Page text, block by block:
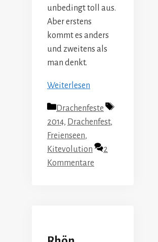
unbedingt toll aus.
Aber erstens
kommt es anders
und zweitens als
man denkt.
Weiterlesen
Kategorien
Drachenfeste
Schlagwörter
2014, Drachenfest,
Freienseen,
Kitevolution
2
Kommentare